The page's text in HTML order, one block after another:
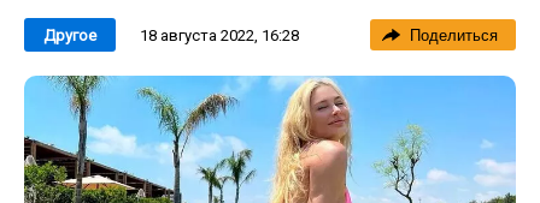
Другое 18 августа 2022, 16:28 Поделиться